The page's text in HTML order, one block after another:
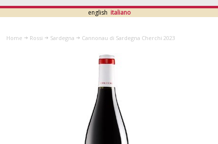
ROSSI
ABRUZZO
english italiano
Home Rossi Sardegna Cannonau di Sardegna Cherchi 2023